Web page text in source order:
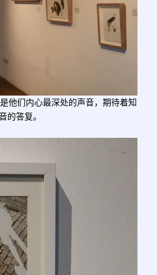
他们内心最深处的声音，期待着知
的答复。